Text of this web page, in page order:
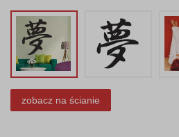
zobacz na ścianie